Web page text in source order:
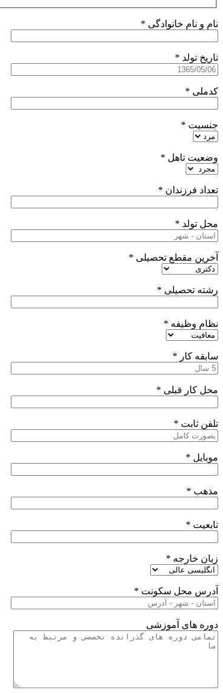
نام و نام خانوادگی *
تاریخ تولد *
کدملی *
جنسیت *
وضعیت تاهل *
تعداد فرزندان *
محل تولد *
آخرین مقطع تحصیلی *
رشته تحصیلی *
نظام وظیفه *
سابقه کار *
محل کار قبلی *
تلفن ثابت *
موبایل *
مذهب *
تابعیت *
زبان خارجه *
آدرس محل سکونت *
دوره های آموزشی